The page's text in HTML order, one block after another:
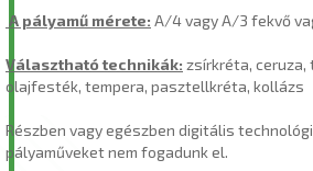
A pályamű mérete: A/4 vagy A/3 fekvő
Választható technikák: zsírkréta, ceruza,
olajfesték, tempera, pasztellkréta, kollázs
Részben vagy egészben digitális
pályaműveket nem fogadunk el.